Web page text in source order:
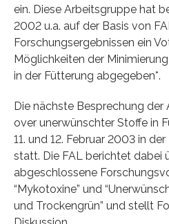
ein. Diese Arbeitsgruppe hat
2002 u.a. auf der Basis von
Forschungsergebnissen ein
Möglichkeiten der
in der Fütterung abgegeben*.
Die nächste Besprechung der
over unerwünschter Stoffe in
11. und 12. Februar 2003 in
statt. Die FAL berichtet dabei
abgeschlossene
“Mykotoxine” und
und Trockengrün” und stellt